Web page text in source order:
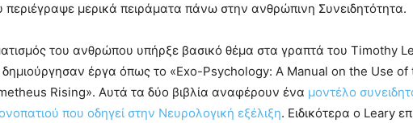
μερικά πειράματα πάνω στην ανθρώπινη Συνειδητότητα.
του ανθρώπου υπήρξε βασικό θέμα στα γραπτά του Timothy
έργα όπως το «Exo-Psychology: A Manual on the Use
Rising». Αυτά τα δύο βιβλία αναφέρουν ένα μοντέλο
που οδηγεί στην Νευρολογική εξέλιξη. Ειδικότερα ο Leary